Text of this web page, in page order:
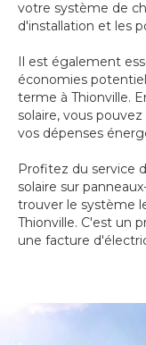
votre système de
d'installation et les
Il est également
économies
terme à Thionville.
solaire, vous
vos dépenses
Profitez du service
solaire sur
trouver le système
Thionville. C'est un
une facture